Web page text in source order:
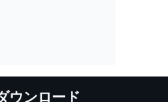
ウンロード